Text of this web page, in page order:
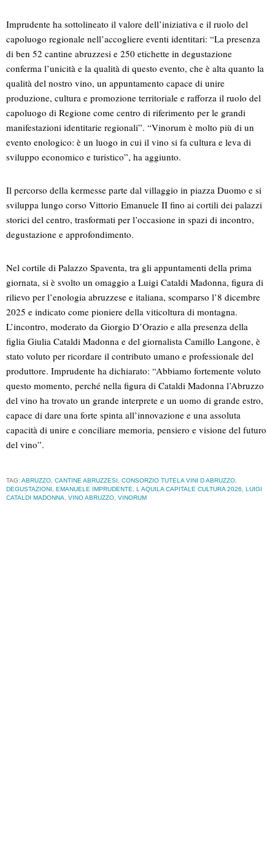
Imprudente ha sottolineato il valore dell’iniziativa e il ruolo del
capoluogo regionale nell’accogliere eventi identitari: “La presenza
di ben 52 cantine abruzzesi e 250 etichette in degustazione
conferma l’unicità e la qualità di questo evento, che è alta quanto la
qualità del nostro vino, un appuntamento capace di unire
produzione, cultura e promozione territoriale e rafforza il ruolo del
capoluogo di Regione come centro di riferimento per le grandi
manifestazioni identitarie regionali”. “Vinorum è molto più di un
evento enologico: è un luogo in cui il vino si fa cultura e leva di
sviluppo economico e turistico”, ha aggiunto.
Il percorso della kermesse parte dal villaggio in piazza Duomo e si
sviluppa lungo corso Vittorio Emanuele II fino ai cortili dei palazzi
storici del centro, trasformati per l’occasione in spazi di incontro,
degustazione e approfondimento.
Nel cortile di Palazzo Spaventa, tra gli appuntamenti della prima
giornata, si è svolto un omaggio a Luigi Cataldi Madonna, figura di
rilievo per l’enologia abruzzese e italiana, scomparso l’8 dicembre
2025 e indicato come pioniere della viticoltura di montagna.
L’incontro, moderato da Giorgio D’Orazio e alla presenza della
figlia Giulia Cataldi Madonna e del giornalista Camillo Langone, è
stato voluto per ricordare il contributo umano e professionale del
produttore. Imprudente ha dichiarato: “Abbiamo fortemente voluto
questo momento, perché nella figura di Cataldi Madonna l’Abruzzo
del vino ha trovato un grande interprete e un uomo di grande estro,
capace di dare una forte spinta all’innovazione e una assoluta
capacità di unire e conciliare memoria, pensiero e visione del futuro
del vino”.
TAG: ABRUZZO CANTINE ABRUZZESI CONSORZIO TUTELA VINI D ABRUZZO
DEGUSTAZIONI
EMANUELE IMPRUDENTE L AQUILA CAPITALE CULTURA 2026
LUIGI
CATALDI MADONNA
VINO ABRUZZO VINORUM